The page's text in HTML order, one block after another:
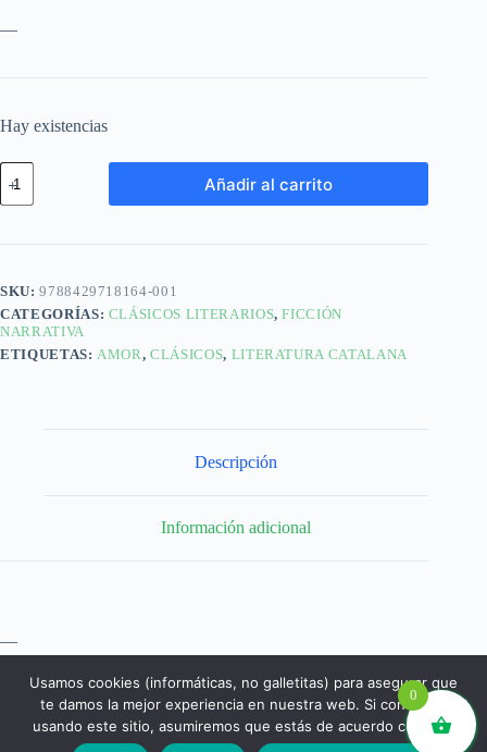
—
Hay existencias
Añadir al carrito
SKU:9788429718164-001
CATEGORÍAS: CLÁSICOS LITERARIOS,FICCIÓN
NARRATIVA
ETIQUETAS:AMOR,CLÁSICOS, LITERATURA CATALANA
Descripción
Información adicional
—
0
Usamos cookies (informáticas, no galletitas) para asegurar que
te damos la mejor experiencia en nuestra web. Si continúas
usando este sitio, asumiremos que estás de acuerdo con ello.